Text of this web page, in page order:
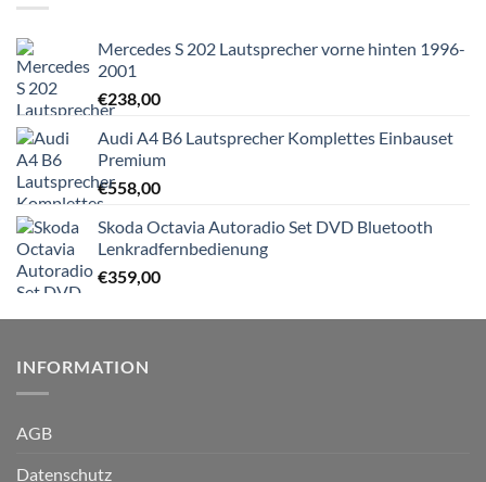
Mercedes S 202 Lautsprecher vorne hinten 1996-
2001
€238,00
Audi A4 B6 Lautsprecher Komplettes Einbauset
Premium
€558,00
Skoda Octavia Autoradio Set DVD Bluetooth
Lenkradfernbedienung
€359,00
INFORMATION
AGB
Datenschutz